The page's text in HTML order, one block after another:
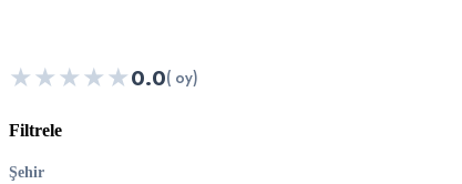
★★★★★0.0( oy)
Filtrele
Şehir